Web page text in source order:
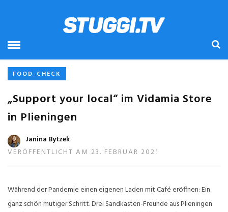
STARTSEITE» SUPPORT YOUR LOCAL
SUPPORT YOUR LOCAL
FOOD-CHECK
„Support your local“ im Vidamia Store
in Plieningen
Janina Bytzek
VERÖFFENTLICHT AM 23. FEBRUAR 2021
Während der Pandemie einen eigenen Laden mit Café eröffnen: Ein
ganz schön mutiger Schritt. Drei Sandkasten-Freunde aus Plieningen